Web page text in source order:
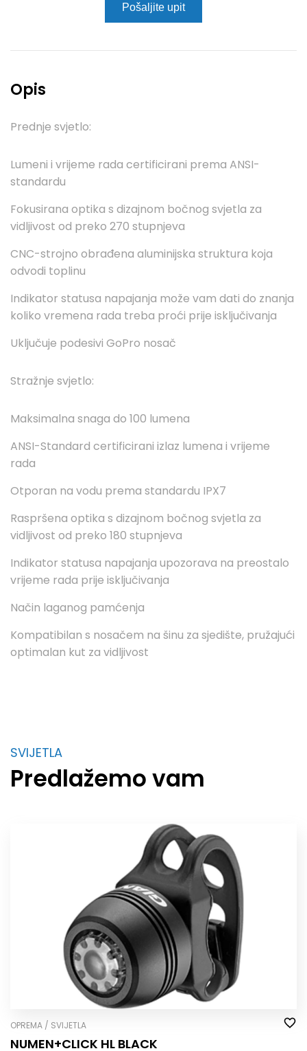
Pošaljite upit
Opis
Prednje svjetlo:
Lumeni i vrijeme rada certificirani prema ANSI-
standardu
Fokusirana optika s dizajnom bočnog svjetla za
vidljivost od preko 270 stupnjeva
CNC-strojno obrađena aluminijska struktura koja
odvodi toplinu
Indikator statusa napajanja može vam dati do znanja
koliko vremena rada treba proći prije isključivanja
Uključuje podesivi GoPro nosač
Stražnje svjetlo:
Maksimalna snaga do 100 lumena
ANSI-Standard certificirani izlaz lumena i vrijeme
rada
Otporan na vodu prema standardu IPX7
Raspršena optika s dizajnom bočnog svjetla za
vidljivost od preko 180 stupnjeva
Indikator statusa napajanja upozorava na preostalo
vrijeme rada prije isključivanja
Način laganog pamćenja
Kompatibilan s nosačem na šinu za sjedište, pružajući
optimalan kut za vidljivost
SVIJETLA
Predlažemo vam
OPREMA / SVIJETLA
NUMEN+CLICK HL BLACK